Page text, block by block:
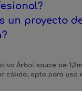
un proyecto
Árbol sauce de
cálido, apto para uso